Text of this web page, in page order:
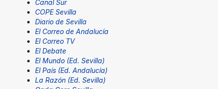
Canal Sur
COPE Sevilla
Diario de Sevilla
El Correo de Andalucía
El Correo TV
El Debate
El Mundo (Ed. Sevilla)
El País (Ed. Andalucía)
La Razón (Ed. Sevilla)